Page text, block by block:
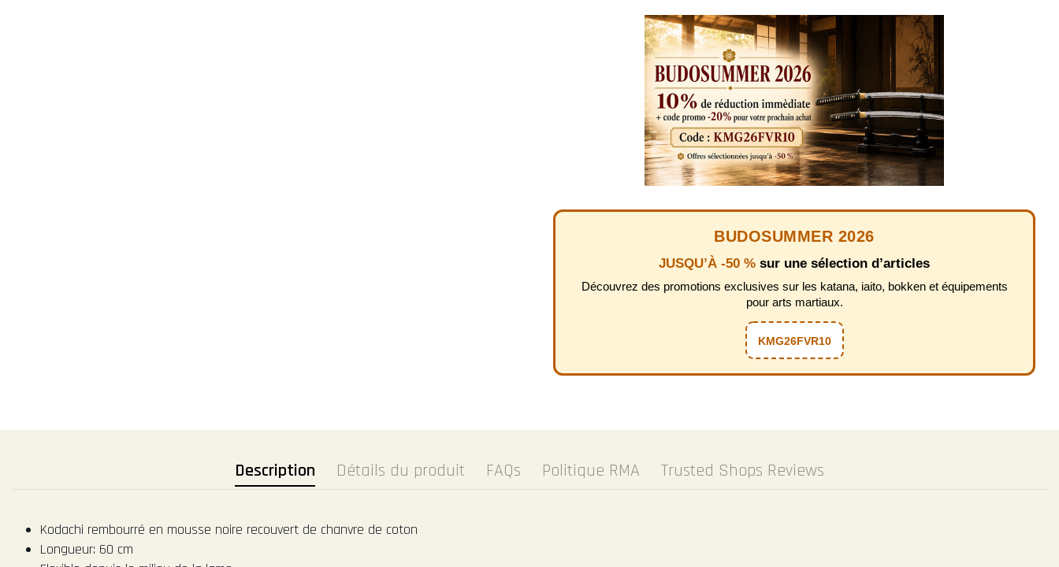
BUDOSUMMER 2026
JUSQU’À -50 % sur une sélection d’articles
Découvrez des promotions exclusives sur les katana, iaito, bokken et équipements
pour arts martiaux.
KMG26FVR10
Description Détails du produit FAQs Politique RMA Trusted Shops Reviews
Kodachi rembourré en mousse noire recouvert de chanvre de coton
Longueur: 60 cm